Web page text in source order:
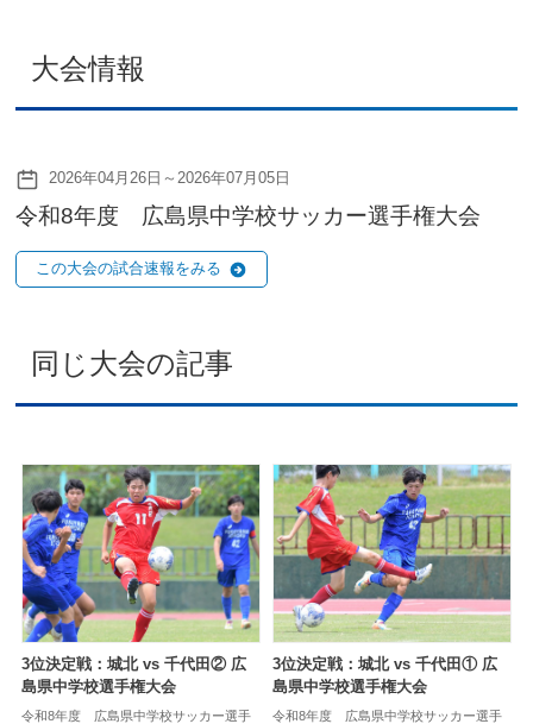
大会情報
2026年04月26日～2026年07月05日
令和8年度 広島県中学校サッカー選手権大会
この大会の試合速報をみる
同じ大会の記事
3位決定戦：城北 vs 千代田② 広
島県中学校選手権大会
令和8年度 広島県中学校サッカー選手
3位決定戦：城北 vs 千代田① 広
島県中学校選手権大会
令和8年度 広島県中学校サッカー選手